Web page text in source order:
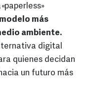
más
ambiente.
digital
quienes decidan
un futuro más